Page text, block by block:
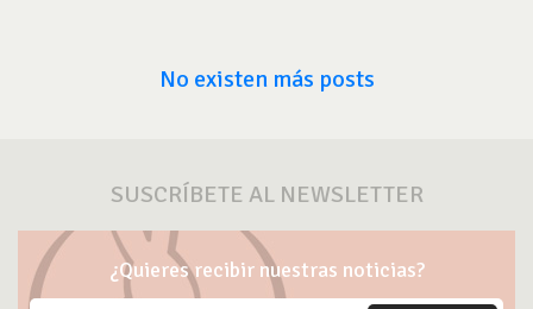
No existen más posts
SUSCRÍBETE AL NEWSLETTER
¿Quieres recibir nuestras noticias?